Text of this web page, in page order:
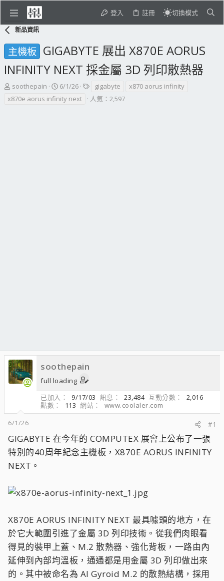
登入 註冊 切換模式
新品資訊
主機板 GIGABYTE 展出 X870E AORUS
INFINITY NEXT 採金屬 3D 列印散熱器
主
題
soothepain
開
始
日
6/1/26
標
籤
gigabyte
x870 aorus infinity
x870e aorus infinity next
人氣：2,597
soothepain
full loading
已加入
9/17/03 訊息 23,484 互動分數
2,016
點數
113 網站
www.coolaler.com
6/1/26
#1
GIGABYTE 在今年的 COMPUTEX 展會上公布了一張
特別的40周年紀念主機板，X870E AORUS INFINITY
NEXT。
X870E AORUS INFINITY NEXT 最具噱頭的地方，在
於它大範圍引進了金屬 3D 列印技術。從我們肉眼看
得見的裝甲上蓋、M.2 散熱器、強化背板，一路由內
延伸到內部均溫板，通通都是用金屬 3D 列印做出來
的。其中被命名為 AI Gyroid M.2 的散熱結構，採用